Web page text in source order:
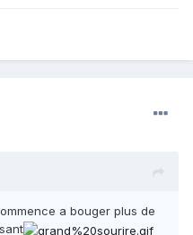
a bouger plus de